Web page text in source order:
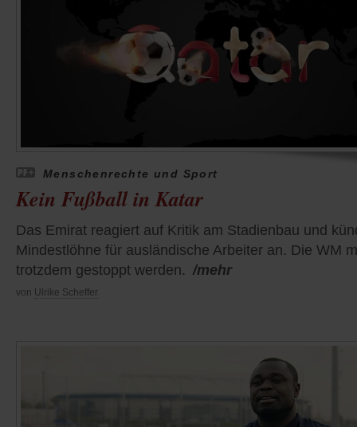
Menschenrechte und Sport
Kein Fußball in Katar
Das Emirat reagiert auf Kritik am Stadienbau und
Mindestlöhne für ausländische Arbeiter an. Die WM
trotzdem gestoppt werden. /mehr
von Ulrike Scheffer